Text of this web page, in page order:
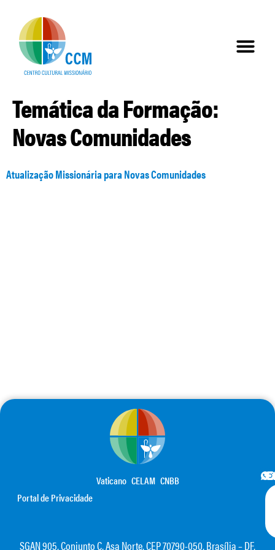
Temática da Formação:
Novas Comunidades
Atualização Missionária para Novas Comunidades
Vaticano CELAM CNBB
Portal de Privacidade
SGAN 905, Conjunto C, Asa Norte, CEP 70790-050, Brasília – DF,